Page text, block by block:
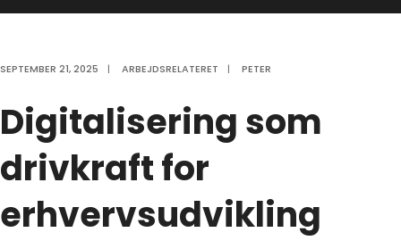
SEPTEMBER 21, 2025 | ARBEJDSRELATERET | PETER
Digitalisering som
drivkraft for
erhvervsudvikling